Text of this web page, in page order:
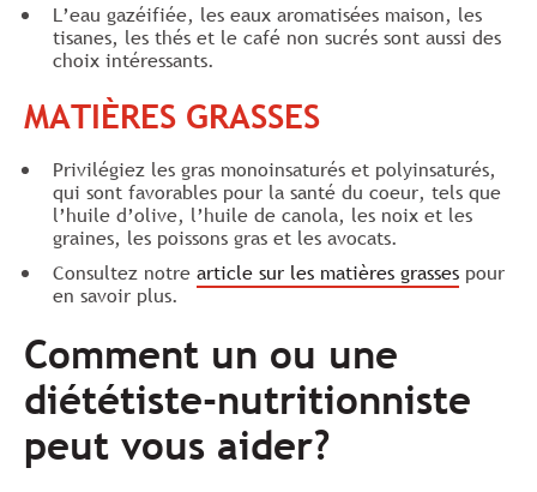
L’eau gazéifiée, les eaux aromatisées maison, les
tisanes, les thés et le café non sucrés sont aussi des
choix intéressants.
MATIÈRES GRASSES
Privilégiez les gras monoinsaturés et polyinsaturés,
qui sont favorables pour la santé du coeur, tels que
l’huile d’olive, l’huile de canola, les noix et les
graines, les poissons gras et les avocats.
Consultez notre article sur les matières grasses pour
en savoir plus.
Comment un ou une
diététiste-nutritionniste
peut vous aider?